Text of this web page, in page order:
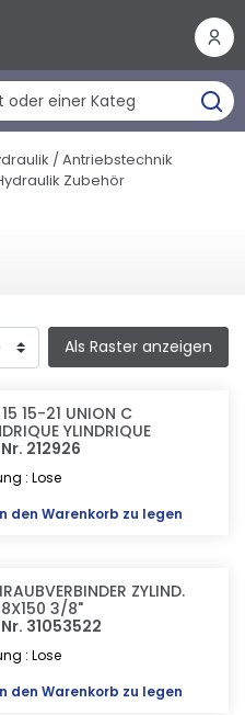
/ Antriebstechnik
Zubehör
Als Raster anzeigen
15-21 UNION C
YLINDRIQUE
212926
: Lose
den Warenkorb zu legen
ZYLIND.
3/8"
31053522
: Lose
den Warenkorb zu legen